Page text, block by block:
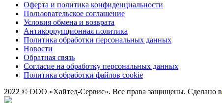
Оферта и политика конфиденциальности
Пользовательское соглашение
Условия обмена и возврата
Антикоррупционная политика
Политика обработки персональных данных
Новости
Обратная связь
Согласие на обработку персональных данных
Политика обработки файлов cookie
2022 © ООО «Хайтед-Сервис». Все права защищены. Сделано в